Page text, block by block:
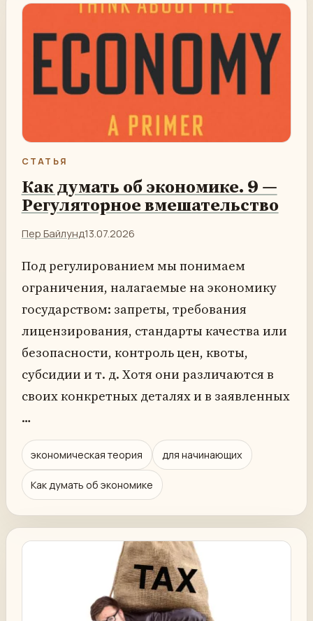
СТАТЬЯ
Как думать об экономике. 9 —
Регуляторное вмешательство
Пер Байлунд13.07.2026
Под регулированием мы понимаем
ограничения, налагаемые на экономику
государством: запреты, требования
лицензирования, стандарты качества или
безопасности, контроль цен, квоты,
субсидии и т. д. Хотя они различаются в
своих конкретных деталях и в заявленных
…
экономическая теория для начинающих
Как думать об экономике